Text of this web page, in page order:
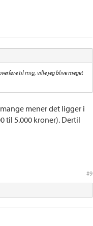
til mig, ville jeg blive meget
mener det ligger i
til 5.000 kroner). Dertil
#9